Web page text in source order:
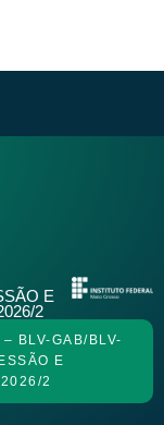
E
2
BLV-GAB/BLV-
E
2